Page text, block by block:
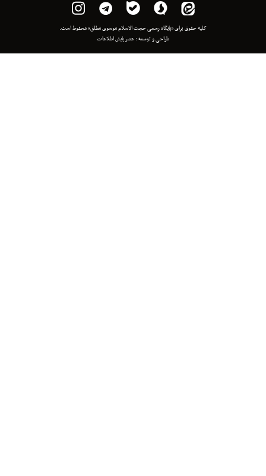
برای «پایگاه رسمی حجت الاسلام موسوی مطلق» محفوظ است.